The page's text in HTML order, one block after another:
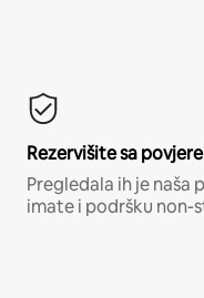
Rezervišite sa
Pregledala ih je naša
imate i podršku